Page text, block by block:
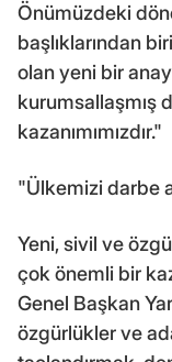
Önümüzdeki
başlıklarından
olan yeni bir
kurumsallaşmış
kazanımımızdır."
"Ülkemizi darbe
Yeni, sivil ve
çok önemli bir
Genel Başkan
özgürlükler ve